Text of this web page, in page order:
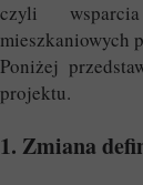
czyli
mieszkaniowych
Poniżej
projektu.
1. Zmiana